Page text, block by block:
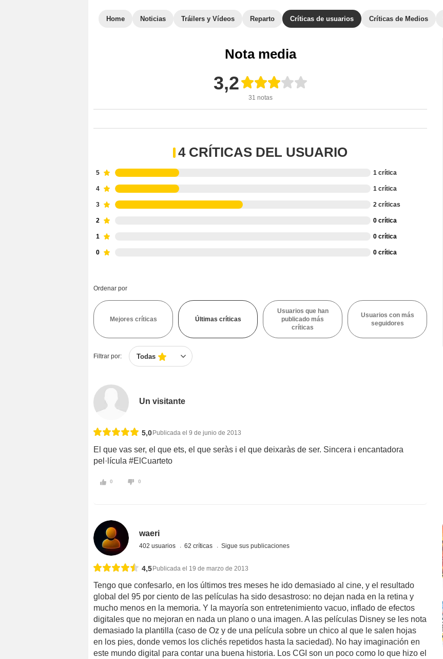
Home Noticias Tráilers y Vídeos Reparto Críticas de usuarios Críticas de Medios
Nota media
3,2
31 notas
4 CRÍTICAS DEL USUARIO
5 1 crítica
4 1 crítica
3 2 críticas
2 0 crítica
1 0 crítica
0 0 crítica
Ordenar por
Mejores críticas Últimas críticas
Usuarios que han
publicado más
críticas
Usuarios con más
seguidores
Filtrar por: Todas
Un visitante
5,0 Publicada el 9 de junio de 2013
El que vas ser, el que ets, el que seràs i el que deixaràs de ser. Sincera i encantadora
pel·lícula #ElCuarteto
0 0
waeri
402 usuarios 62 críticas Sigue sus publicaciones
4,5Publicada el 19 de marzo de 2013
Tengo que confesarlo, en los últimos tres meses he ido demasiado al cine, y el resultado
global del 95 por ciento de las películas ha sido desastroso: no dejan nada en la retina y
mucho menos en la memoria. Y la mayoría son entretenimiento vacuo, inflado de efectos
digitales que no mejoran en nada un plano o una imagen. A las películas Disney se les nota
demasiado la plantilla (caso de Oz y de una película sobre un chico al que le salen hojas
en los pies, donde vemos los clichés repetidos hasta la saciedad). No hay imaginación en
este mundo digital para contar una buena historia. Los CGI son un poco como lo que hizo el